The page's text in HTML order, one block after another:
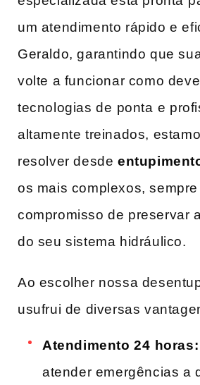
um atendimento rápido e
Geraldo, garantindo ​que
volte a funcionar ​como
tecnologias de ⁤ponta⁣ e
altamente treinados,
resolver ​desde
os mais ​complexos,
compromisso de preservar
do seu sistema hidráulico.
Ao escolher nossa
usufrui de diversas
Atendimento‌ 24⁣ horas:
atender emergências ‌a